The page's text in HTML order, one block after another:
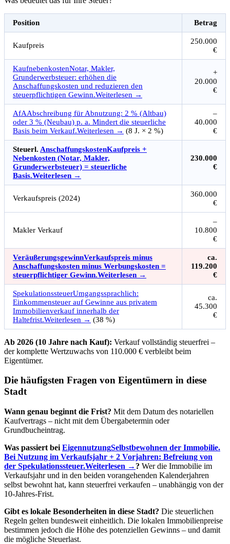
Position Betrag
Kaufpreis
250.000
€
KaufnebenkostenNotar, Makler,
Grunderwerbsteuer: erhöhen die
Anschaffungskosten und reduzieren den
steuerpflichtigen Gewinn.Weiterlesen →
+
20.000
€
AfAAbschreibung für Abnutzung: 2 % (Altbau)
oder 3 % (Neubau) p. a. Mindert die steuerliche
Basis beim Verkauf.Weiterlesen → (8 J. × 2 %)
–
40.000
€
Steuerl. AnschaffungskostenKaufpreis +
Nebenkosten (Notar, Makler,
Grunderwerbsteuer) = steuerliche
Basis.Weiterlesen →
230.000
€
Verkaufspreis (2024)
360.000
€
Makler Verkauf
–
10.800
€
VeräußerungsgewinnVerkaufspreis minus
Anschaffungskosten minus Werbungskosten =
steuerpflichtiger Gewinn.Weiterlesen →
ca.
119.200
€
SpekulationssteuerUmgangssprachlich:
Einkommensteuer auf Gewinne aus privatem
Immobilienverkauf innerhalb der
Haltefrist.Weiterlesen → (38 %)
ca.
45.300
€
Ab 2026 (10 Jahre nach Kauf): Verkauf vollständig steuerfrei –
der komplette Wertzuwachs von 110.000 € verbleibt beim
Eigentümer.
Die häufigsten Fragen von Eigentümern in diese
Stadt
Wann genau beginnt die Frist? Mit dem Datum des notariellen
Kaufvertrags – nicht mit dem Übergabetermin oder
Grundbucheintrag.
Was passiert bei EigennutzungSelbstbewohnen der Immobilie.
Bei Nutzung im Verkaufsjahr + 2 Vorjahren: Befreiung von
der Spekulationssteuer.Weiterlesen → ? Wer die Immobilie im
Verkaufsjahr und in den beiden vorangehenden Kalenderjahren
selbst bewohnt hat, kann steuerfrei verkaufen – unabhängig von der
10-Jahres-Frist.
Gibt es lokale Besonderheiten in diese Stadt? Die steuerlichen
Regeln gelten bundesweit einheitlich. Die lokalen Immobilienpreise
bestimmen jedoch die Höhe des potenziellen Gewinns – und damit
die mögliche Steuerlast.